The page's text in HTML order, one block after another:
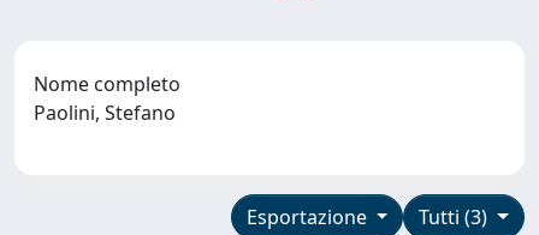
Nome completo
Paolini, Stefano
Tutti (3)
Esportazione